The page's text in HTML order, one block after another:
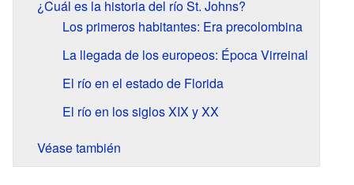
¿Cuál es la historia del río St. Johns?
Los primeros habitantes: Era precolombina
La llegada de los europeos: Época Virreinal
El río en el estado de Florida
El río en los siglos XIX y XX
Véase también